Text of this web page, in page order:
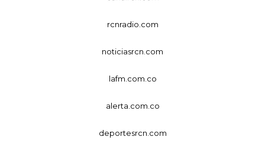
rcnradio.com
noticiasrcn.com
lafm.com.co
alerta.com.co
deportesrcn.com